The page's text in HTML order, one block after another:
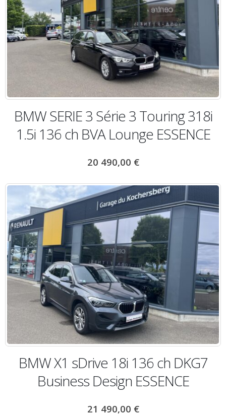
BMW SERIE 3 Série 3 Touring 318i
1.5i 136 ch BVA Lounge ESSENCE
20 490,00 €
BMW X1 sDrive 18i 136 ch DKG7
Business Design ESSENCE
21 490,00 €